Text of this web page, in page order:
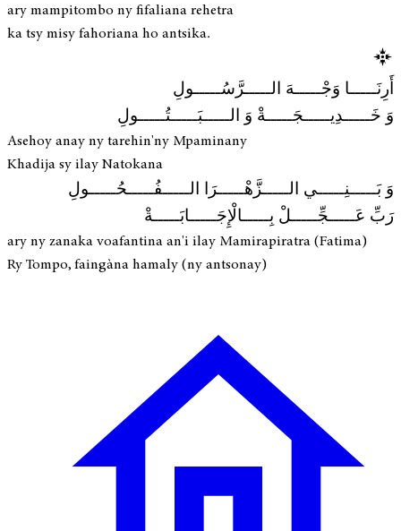
ary mampitombo ny fifaliana rehetra
ka tsy misy fahoriana ho antsika.
أَرِنَـــــا وَجْـــــهَ الـــــرَّسُـــــولِ
وَ خَـــــدِيـــــجَـــــةْ وَ الـــــبَـــــتُـــــولِ
Asehoy anay ny tarehin'ny Mpaminany
Khadija sy ilay Natokana
وَ بَـــــنِـــــي الـــــزَّهْـــــرَا الـــــفُـــــحُـــــولِ
رَبِّ عَـــــجِّـــــلْ بِـــــالْإِجَـــــابَـــــةْ
ary ny zanaka voafantina an'i ilay Mamirapiratra (Fatima)
Ry Tompo, faingàna hamaly (ny antsonay)